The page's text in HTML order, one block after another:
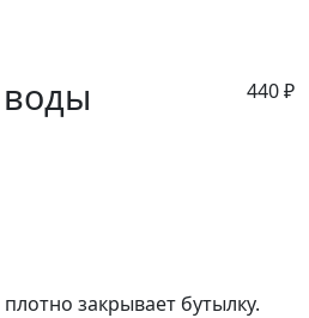
440₽
закрывает бутылку.